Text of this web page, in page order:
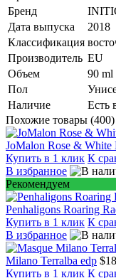
Бренд
Дата выпуска
2018
Классификация
Производитель EU
Объем
90 ml
Пол
Наличие
Есть
Похожие товары (400)
JoMalon Rose & White
Купить в 1 клик К
В избранное
Рекомендуем
Penhaligons Roaring
Купить в 1 клик К
В избранное
Milano Terralba edp $18
Купить в 1 клик К